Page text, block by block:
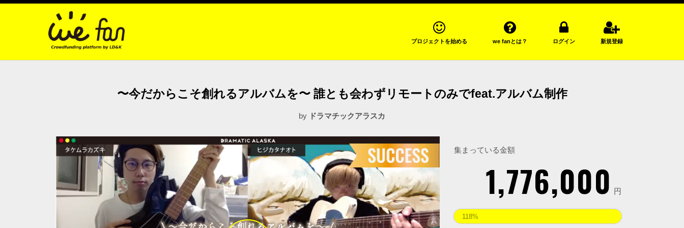
プロジェクトを始める we fanとは？ ログイン 新規登録
〜今だからこそ創れるアルバムを〜 誰とも会わずリモートのみでfeat.アルバム制作
by ドラマチックアラスカ
集まっている金額
1,776,000 円
118%